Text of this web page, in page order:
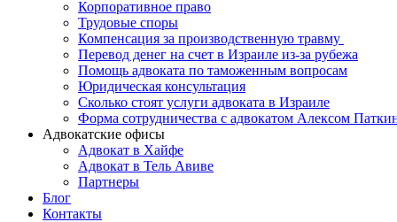
Корпоративное право
Трудовые споры
Компенсация за производственную травму
Перевод денег на счет в Израиле из-за рубежа
Помощь адвоката по таможенным вопросам
Юридическая консультация
Сколько стоят услуги адвоката в Израиле
Форма сотрудничества с адвокатом Алексом
Адвокатские офисы
Адвокат в Хайфе
Адвокат в Тель Авиве
Партнеры
Блог
Контакты